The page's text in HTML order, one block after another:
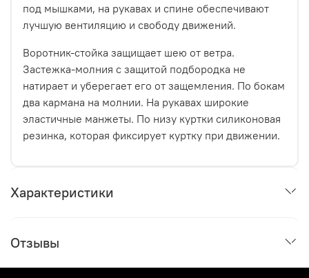
под мышками, на рукавах и спине обеспечивают
лучшую вентиляцию и свободу движений.
Воротник-стойка защищает шею от ветра.
Застежка-молния с защитой подбородка не
натирает и уберегает его от защемления. По бокам
два кармана на молнии. На рукавах широкие
эластичные манжеты. По низу куртки силиконовая
резинка, которая фиксирует куртку при движении.
Характеристики
Отзывы